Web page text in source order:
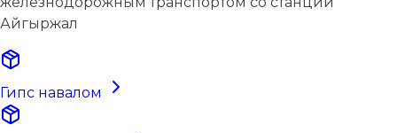
Айгыржал
Гипс навалом